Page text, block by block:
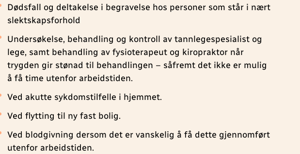
Dødsfall og deltakelse i begravelse hos personer som står i nært
slektskapsforhold
Undersøkelse, behandling og kontroll av tannlegespesialist og
lege, samt behandling av fysioterapeut og kiropraktor når
trygden gir stønad til behandlingen – såfremt det ikke er mulig
å få time utenfor arbeidstiden.
Ved akutte sykdomstilfelle i hjemmet.
Ved flytting til ny fast bolig.
Ved blodgivning dersom det er vanskelig å få dette gjennomført
utenfor arbeidstiden.